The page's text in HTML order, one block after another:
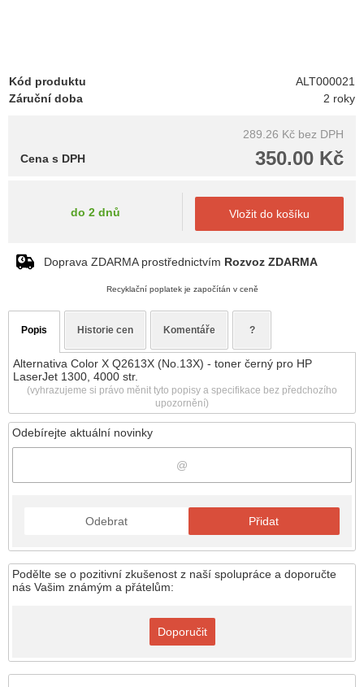
Odebírejte aktuální novinky
Odebrat Přidat
Podělte se o pozitivní zkušenost z naší spolupráce a doporučte
nás Vašim známým a přátelům:
Doporučit
Kód produktu
ALT000021
Záruční doba
2 roky
289.26 Kč bez DPH
350.00 Kč
Cena s DPH
do 2 dnů Vložit do košíku
Doprava ZDARMA prostřednictvím Rozvoz ZDARMA
Recyklační poplatek je započítán v ceně
Popis Historie cen Komentáře ?
Alternativa Color X Q2613X (No.13X) - toner černý pro HP
LaserJet 1300, 4000 str.
(vyhrazujeme si právo měnit tyto popisy a specifikace bez předchozího
upozornění)